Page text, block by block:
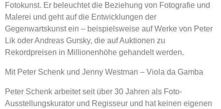
Fotokunst. Er beleuchtet die Beziehung von Fotografie und
Malerei und geht auf die Entwicklungen der
Gegenwartskunst ein – beispielsweise auf Werke von Peter
Lik oder Andreas Gursky, die auf Auktionen zu
Rekordpreisen in Millionenhöhe gehandelt werden.
Mit Peter Schenk und Jenny Westman – Viola da Gamba
Peter Schenk arbeitet seit über 30 Jahren als Foto-
Ausstellungskurator und Regisseur und hat keinen eigenen